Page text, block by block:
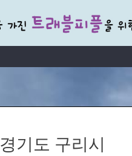
경기도 구리시